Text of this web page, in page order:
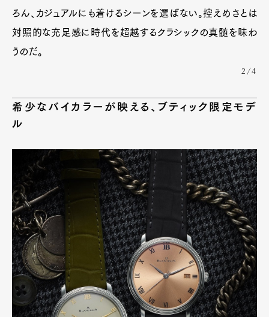
Pen Membership
Magazine
Official Columnist
About
Pen Meet
ろん、カジュアルにも着けるシーンを選ばない。控えめさとは
対照的な充足感に時代を超越するクラシックの真髄を味わ
うのだ。
2/4
希少なバイカラーが映える、ブティック限定モデ
ル